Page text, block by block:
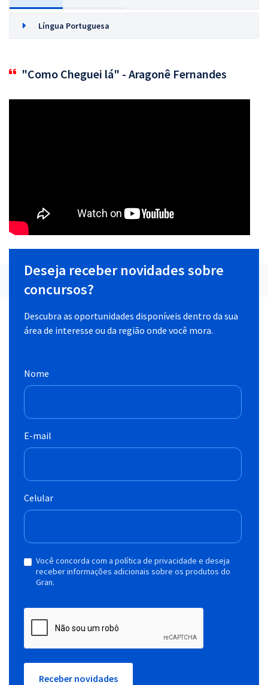
Língua Portuguesa
"Como Cheguei lá" - Aragonê Fernandes
Deseja receber novidades sobre
concursos?
Descubra as oportunidades disponíveis dentro da sua
área de interesse ou da região onde você mora.
Nome
E-mail
Celular
Você concorda com a política de privacidade e deseja
receber informações adicionais sobre os produtos do
Gran.
Receber novidades